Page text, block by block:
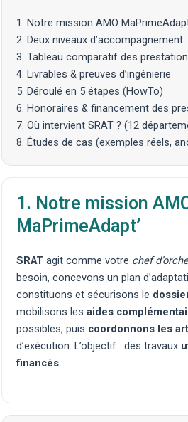
1. Notre mission AMO
2. Deux niveaux
3. Tableau comparatif des
4. Livrables & preuves d’ingénierie
5. Déroulé en 5 étapes (HowTo)
6. Honoraires & financement des
7. Où intervient SRAT ? (12
8. Études de cas (exemples réels,
1. Notre mission
MaPrimeAdapt’
SRAT agit comme votre chef
besoin, concevons un plan
constituons et sécurisons le
mobilisons lesaides
possibles, puis coordonnons les
d’exécution. L’objectif : des travaux
financés.